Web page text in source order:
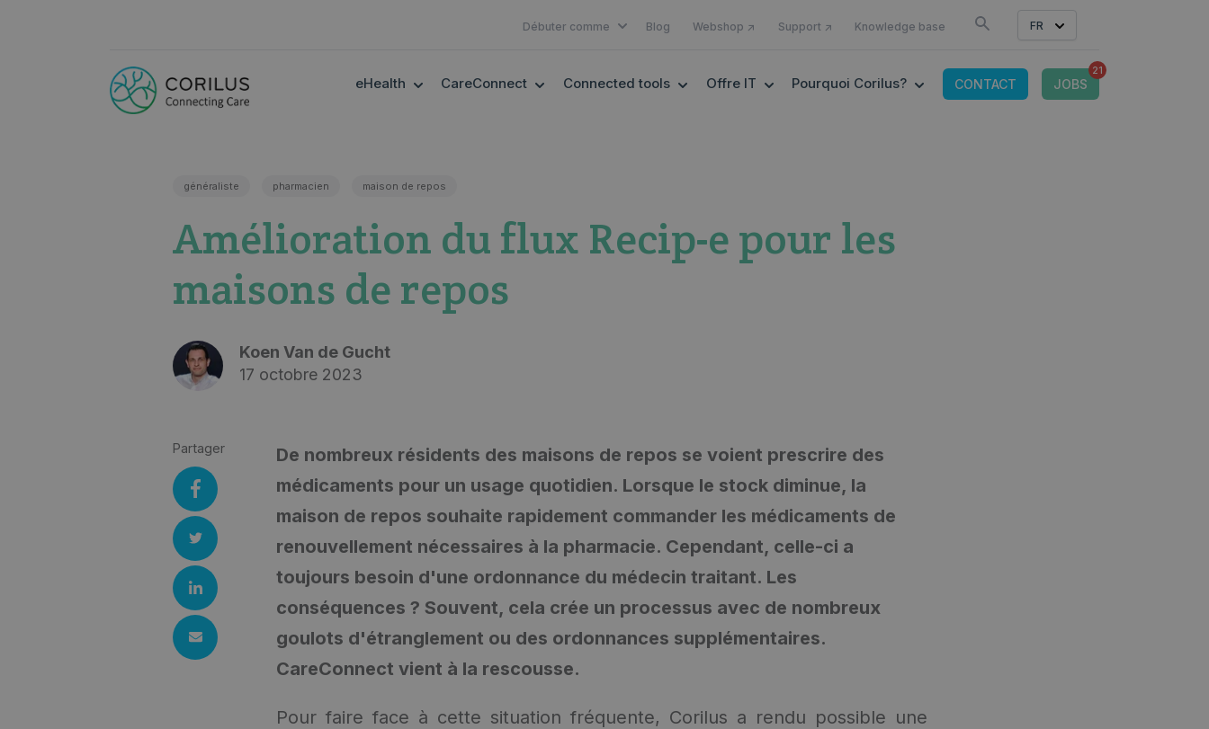
Débuter comme SHOW SUBMENU FOR DÉBUTER COMME
Blog Webshop ↗ Support ↗ Knowledge base FR
eHealth SHOW SUBMENU FOR EHEALTH
CareConnect SHOW SUBMENU FOR CARECONNECT
Connected tools SHOW SUBMENU FOR CONNECTED TOOLS
Offre IT SHOW SUBMENU FOR OFFRE IT
Pourquoi Corilus? SHOW SUBMENU FOR POURQUOI CORILUS?
CONTACT JOBS
21
généraliste pharmacien maison de repos
Amélioration du flux Recip-e pour les
maisons de repos
Koen Van de Gucht
17 octobre 2023
Partager
De nombreux résidents des maisons de repos se voient prescrire des
médicaments pour un usage quotidien. Lorsque le stock diminue, la
maison de repos souhaite rapidement commander les médicaments de
renouvellement nécessaires à la pharmacie. Cependant, celle-ci a
toujours besoin d'une ordonnance du médecin traitant. Les
conséquences ? Souvent, cela crée un processus avec de nombreux
goulots d'étranglement ou des ordonnances supplémentaires.
CareConnect vient à la rescousse.
Pour faire face à cette situation fréquente, Corilus a rendu possible une